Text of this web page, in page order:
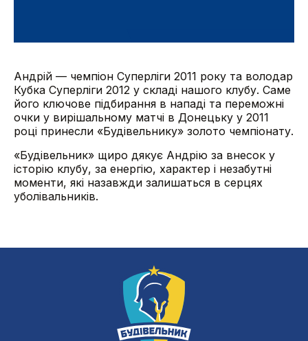
Андрій — чемпіон Суперліги 2011 року та володар
Кубка Суперліги 2012 у складі нашого клубу. Саме
його ключове підбирання в нападі та переможні
очки у вирішальному матчі в Донецьку у 2011
році принесли «Будівельнику» золото чемпіонату.
«Будівельник» щиро дякує Андрію за внесок у
історію клубу, за енергію, характер і незабутні
моменти, які назавжди залишаться в серцях
уболівальників.